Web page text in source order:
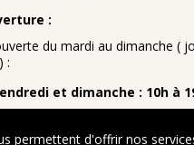
:
du mardi au dimanche (
:
et dimanche : 10h à
permettent d'offrir nos